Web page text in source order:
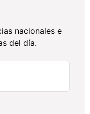
nacionales e
del día.